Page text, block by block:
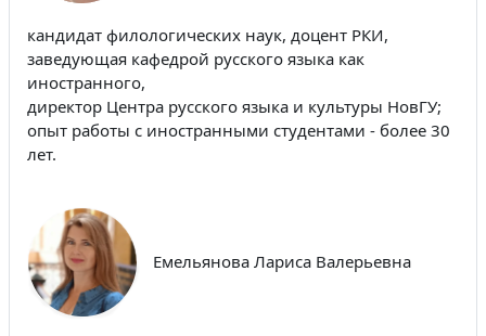
кандидат филологических наук, доцент РКИ,
заведующая кафедрой русского языка как
иностранного,
директор Центра русского языка и культуры НовГУ;
опыт работы с иностранными студентами - более 30
лет.
Емельянова Лариса Валерьевна